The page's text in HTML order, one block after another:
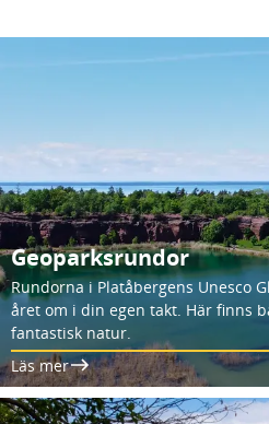
Geoparksrundor
Rundorna i Platåbergens Unesco
året om i din egen takt. Här finns
fantastisk natur.
Läs mer